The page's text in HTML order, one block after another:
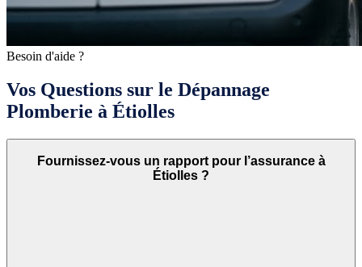
Besoin d'aide ?
Vos Questions sur le Dépannage
Plomberie à Étiolles
Fournissez-vous un rapport pour l’assurance à
Étiolles ?